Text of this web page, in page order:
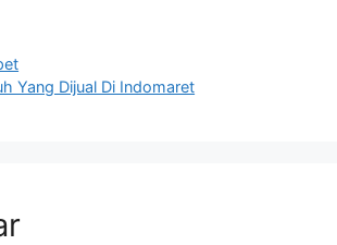
Yang Dijual Di Indomaret